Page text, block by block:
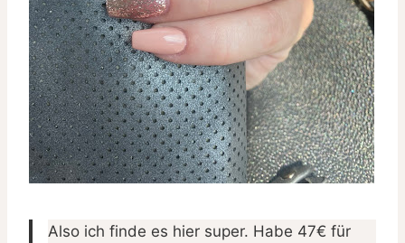
Also ich finde es hier super. Habe 47€ für